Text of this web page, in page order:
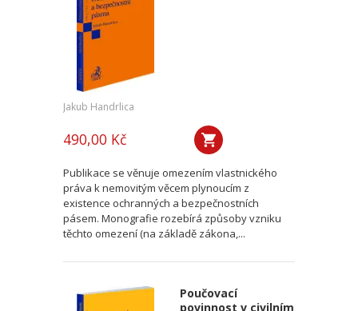
Jakub Handrlica
490,00 Kč
Publikace se věnuje omezením vlastnického
práva k nemovitým věcem plynoucím z
existence ochranných a bezpečnostních
pásem. Monografie rozebírá způsoby vzniku
těchto omezení (na základě zákona,...
Poučovací
povinnost v civilním